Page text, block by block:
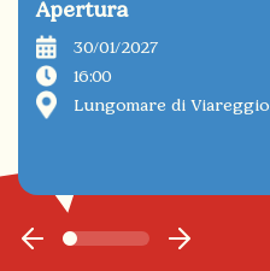
Apertura
30/01/2027
16:00
Lungomare di Viareggio